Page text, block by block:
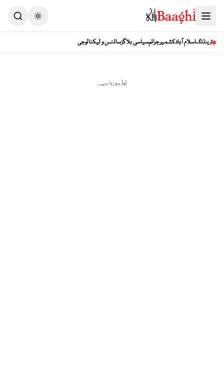
Toggle theme
ٹرینڈنگاسلام آبادکشمیرجرائمسیاسی بلاگزسائنس و ٹیکنالوجی
لوڈ ہو رہا ہے...